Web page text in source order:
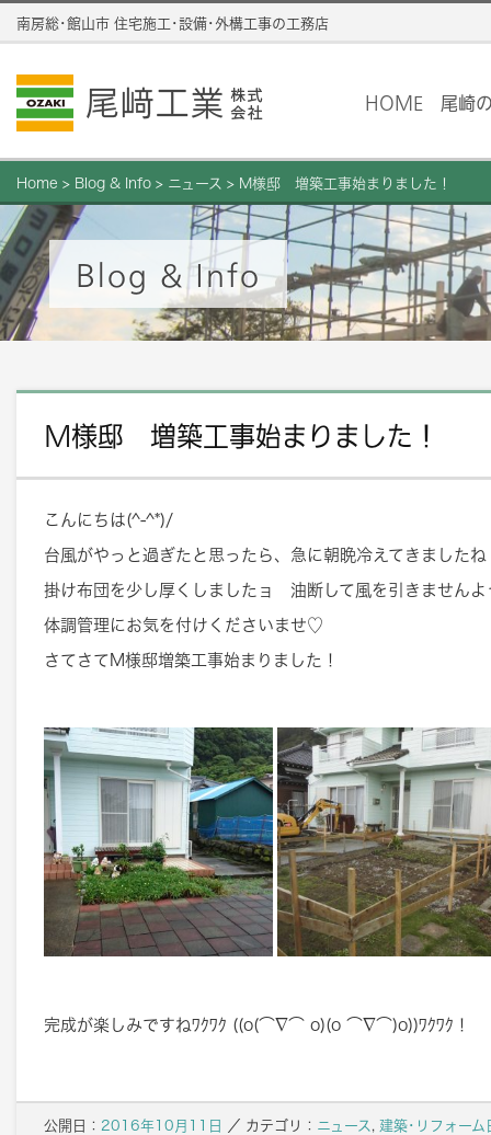
南房総･館山市 住宅施工･設備･外構工事の工務店
HOME 尾崎
Home > Blog & Info > ニュース > M様邸 増築工事始まりました！
Blog & Info
M様邸 増築工事始まりました！
こんにちは(^-^*)/
台風がやっと過ぎたと思ったら、急に朝晩冷えてきました
掛け布団を少し厚くしましたョ 油断して風を引きませんよ
体調管理にお気を付けくださいませ♡
さてさてM様邸増築工事始まりました！
完成が楽しみですねﾜｸﾜｸ ((o(⌒∇⌒ o)(o ⌒∇⌒)o))ﾜｸﾜｸ！
公開日： 2016年10月11日 ／ カテゴリ： ニュース , 建築･リフォーム